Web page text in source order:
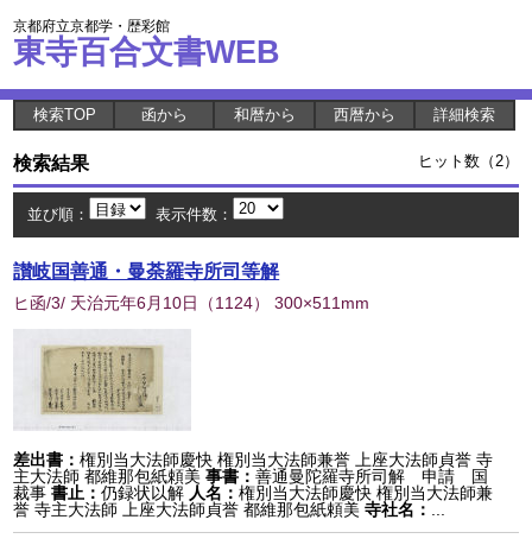
京都府立京都学・歴彩館
東寺百合文書WEB
検索TOP 函から 和暦から 西暦から 詳細検索
検索結果 ヒット数（2）
並び順： 表示件数：
讃岐国善通・曼荼羅寺所司等解
ヒ函/3/ 天治元年6月10日 （1124） 300×511mm
差出書：権別当大法師慶快 権別当大法師兼誉 上座大法師貞誉 寺
主大法師 都維那包紙頼美 事書：善通曼陀羅寺所司解 申請 国
裁事書止：仍録状以解 人名：権別当大法師慶快 権別当大法師兼
誉 寺主大法師 上座大法師貞誉 都維那包紙頼美 寺社名：